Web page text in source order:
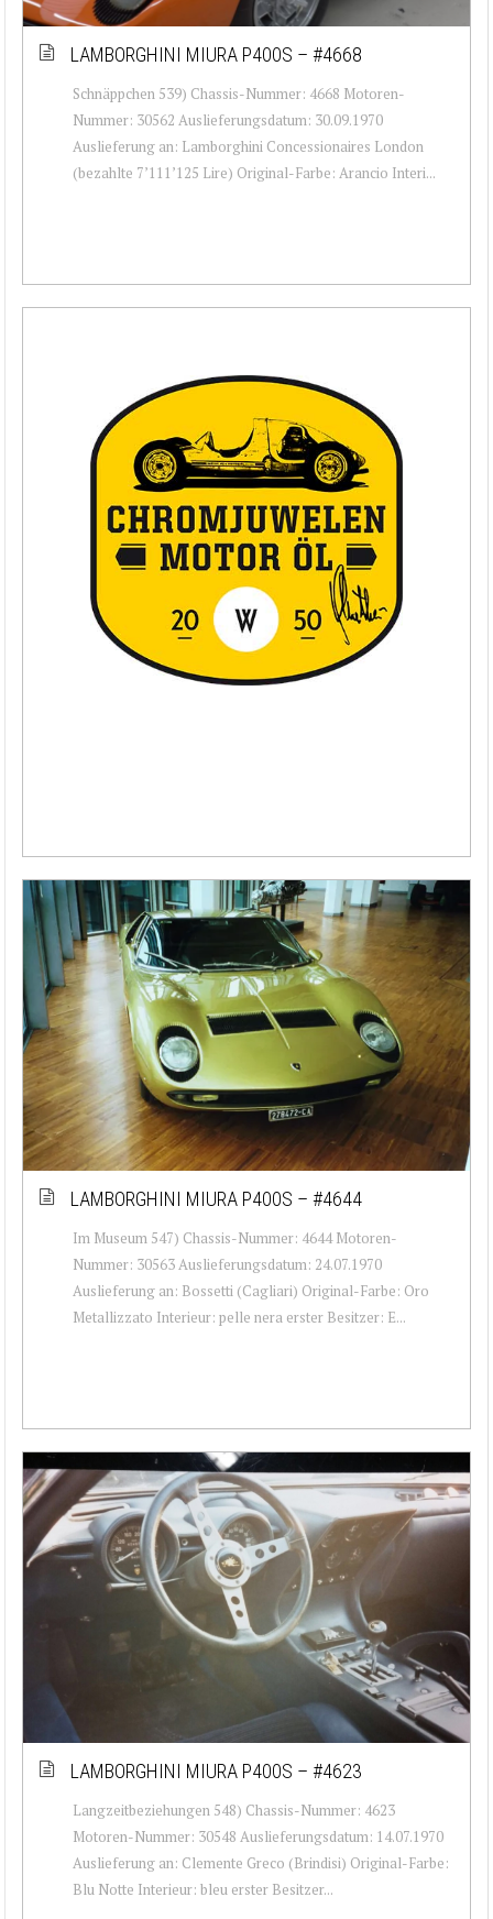
LAMBORGHINI MIURA P400S – #4668
Schnäppchen 539) Chassis-Nummer: 4668 Motoren-
Nummer: 30562 Auslieferungsdatum: 30.09.1970
Auslieferung an: Lamborghini Concessionaires London
(bezahlte 7’111’125 Lire) Original-Farbe: Arancio Interi...
LAMBORGHINI MIURA P400S – #4644
Im Museum 547) Chassis-Nummer: 4644 Motoren-
Nummer: 30563 Auslieferungsdatum: 24.07.1970
Auslieferung an: Bossetti (Cagliari) Original-Farbe: Oro
Metallizzato Interieur: pelle nera erster Besitzer: E...
LAMBORGHINI MIURA P400S – #4623
Langzeitbeziehungen 548) Chassis-Nummer: 4623
Motoren-Nummer: 30548 Auslieferungsdatum: 14.07.1970
Auslieferung an: Clemente Greco (Brindisi) Original-Farbe:
Blu Notte Interieur: bleu erster Besitzer...